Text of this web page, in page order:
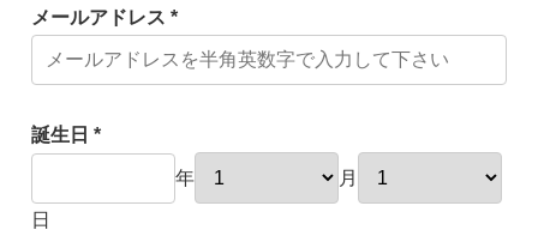
メールアドレス *
誕生日 *
年 月
日